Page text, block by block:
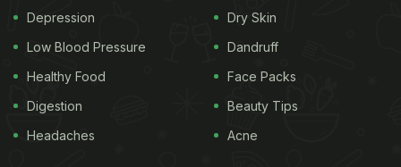
Depression
Low Blood Pressure
Healthy Food
Digestion
Headaches
Dry Skin
Dandruff
Face Packs
Beauty Tips
Acne